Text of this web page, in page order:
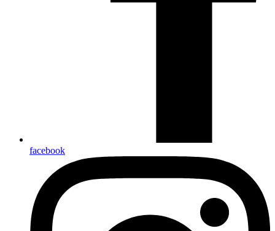
facebook